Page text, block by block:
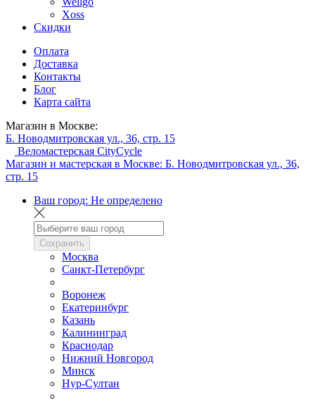
Xoss
Скидки
Оплата
Доставка
Контакты
Блог
Карта сайта
Магазин в Москве:
Б. Новодмитровская ул., 36, стр. 15
Веломастерская CityCycle
Магазин и мастерская в Москве: Б. Новодмитровская ул., 36,
стр. 15
Ваш город: Не определено
Сохранить
Москва
Санкт-Петербург
Воронеж
Екатеринбург
Казань
Калининград
Краснодар
Нижний Новгород
Минск
Нур-Султан